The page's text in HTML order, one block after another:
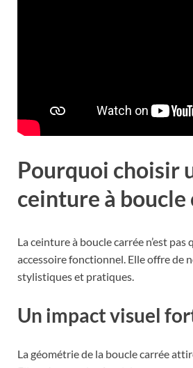
Pourquoi choisir
ceinture à boucle
La ceinture à boucle carrée n’est pas
accessoire fonctionnel. Elle offre de
stylistiques et pratiques.
Un impact visuel
La géométrie de la boucle carrée